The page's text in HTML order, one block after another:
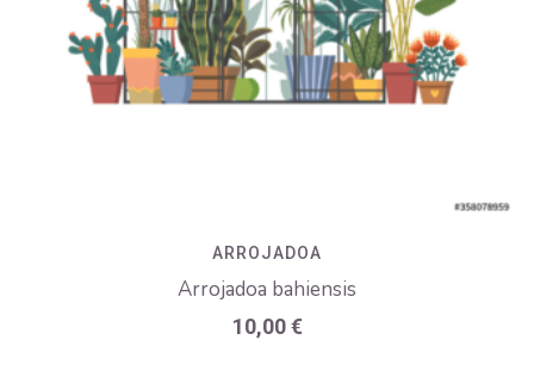
ARROJADOA
Arrojadoa bahiensis
10,00€